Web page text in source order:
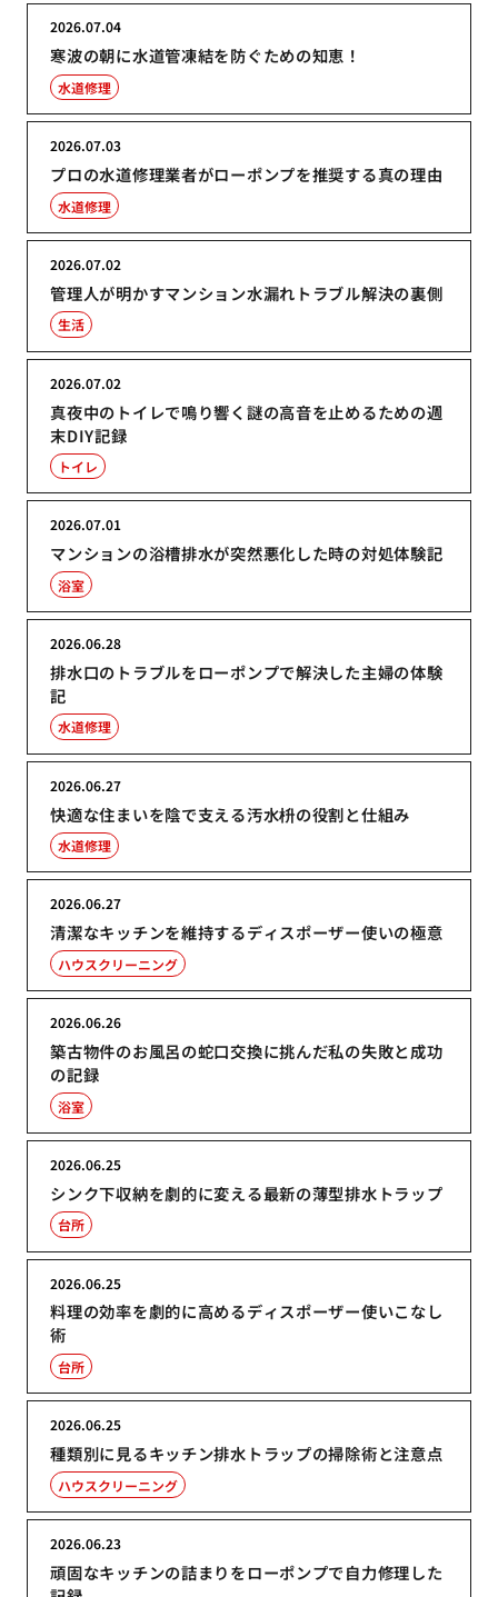
寒波の朝に水道管凍結を防ぐための知恵！
2026.07.04
水道修理
プロの水道修理業者がローポンプを推奨する真の理由
2026.07.03
水道修理
管理人が明かすマンション水漏れトラブル解決の裏側
2026.07.02
生活
真夜中のトイレで鳴り響く謎の高音を止めるための週
末DIY記録
2026.07.02
トイレ
マンションの浴槽排水が突然悪化した時の対処体験記
2026.07.01
浴室
排水口のトラブルをローポンプで解決した主婦の体験
記
2026.06.28
水道修理
快適な住まいを陰で支える汚水枡の役割と仕組み
2026.06.27
水道修理
清潔なキッチンを維持するディスポーザー使いの極意
2026.06.27
ハウスクリーニング
築古物件のお風呂の蛇口交換に挑んだ私の失敗と成功
の記録
2026.06.26
浴室
シンク下収納を劇的に変える最新の薄型排水トラップ
2026.06.25
台所
料理の効率を劇的に高めるディスポーザー使いこなし
術
2026.06.25
台所
種類別に見るキッチン排水トラップの掃除術と注意点
2026.06.25
ハウスクリーニング
頑固なキッチンの詰まりをローポンプで自力修理した
2026.06.23